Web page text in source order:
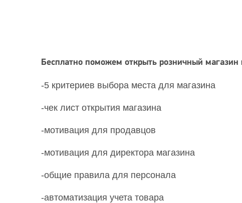
Бесплатно поможем открыть розничный
-5 критериев выбора места для магазина
-чек лист открытия магазина
-мотивация для продавцов
-мотивация для директора магазина
-общие правила для персонала
-автоматизация учета товара